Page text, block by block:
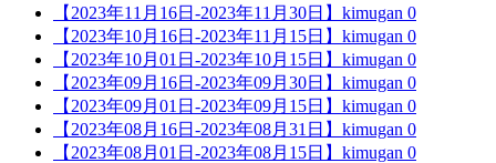
【2023年11月16日-2023年11月30日】 kimugan 0
【2023年10月16日-2023年11月15日】 kimugan 0
【2023年10月01日-2023年10月15日】 kimugan 0
【2023年09月16日-2023年09月30日】 kimugan 0
【2023年09月01日-2023年09月15日】 kimugan 0
【2023年08月16日-2023年08月31日】 kimugan 0
【2023年08月01日-2023年08月15日】 kimugan 0